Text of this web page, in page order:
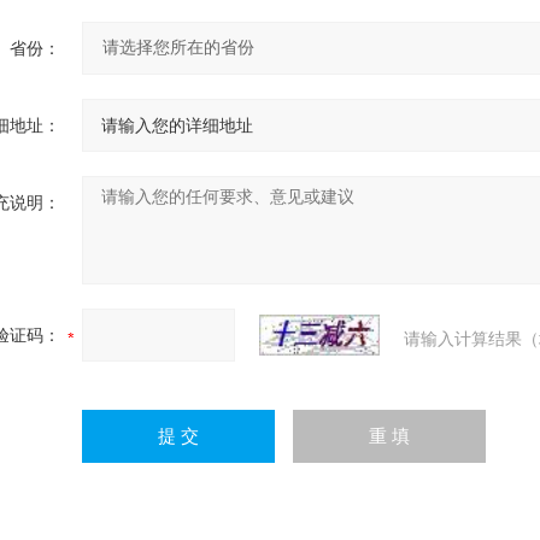
省份：
地址：
说明：
证码： 请输入计算结果